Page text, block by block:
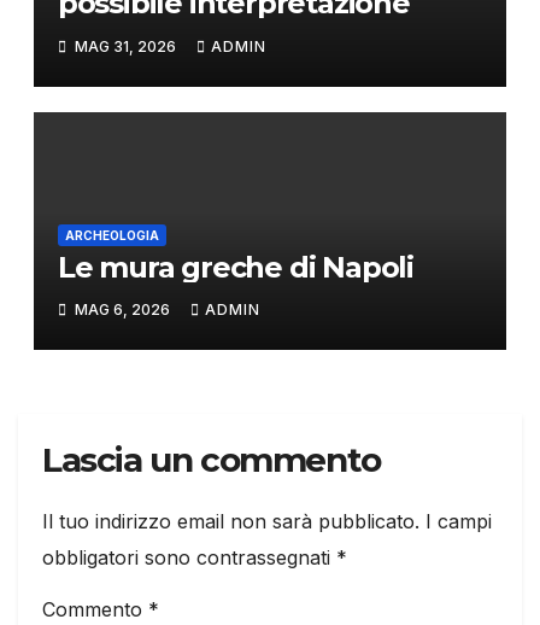
MAG 31, 2026 ADMIN
ARCHEOLOGIA
Le mura greche di Napoli
MAG 6, 2026 ADMIN
Lascia un commento
Il tuo indirizzo email non sarà pubblicato. I campi
obbligatori sono contrassegnati *
Commento *